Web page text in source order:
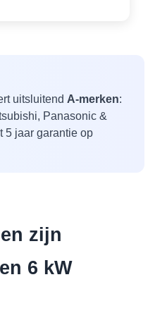
uitsluitend A-merken:
Panasonic &
5 jaar garantie op
zijn
6 kW